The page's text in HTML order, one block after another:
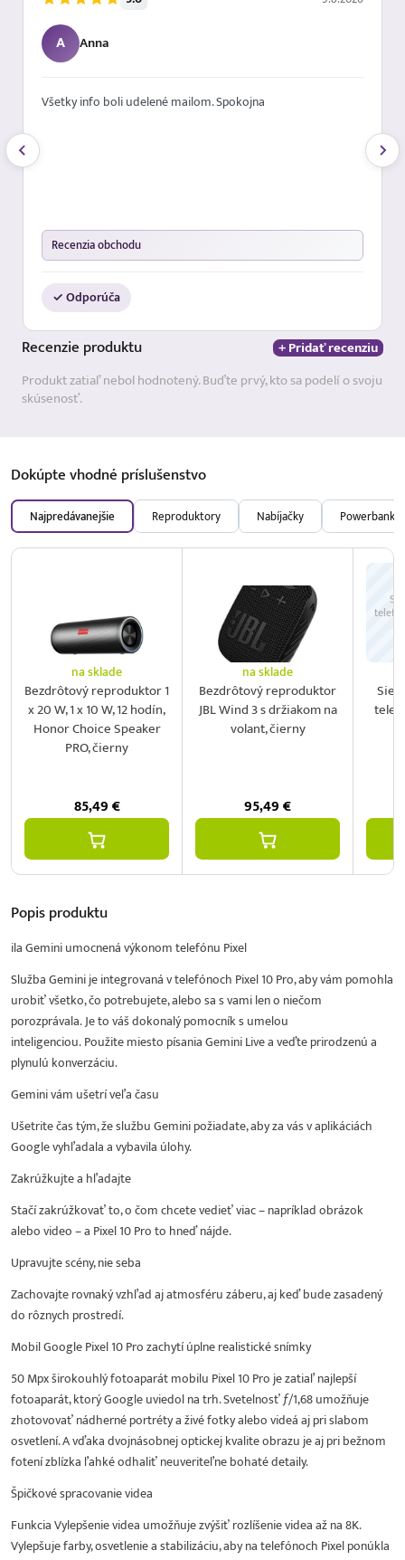
A Anna
Všetky info boli udelené mailom. Spokojna
Recenzia obchodu
✓ Odporúča
Recenzie produktu
+ Pridať recenziu
Produkt zatiaľ nebol hodnotený. Buďte prvý, kto sa podelí o svoju
skúsenosť.
Dokúpte vhodné príslušenstvo
Najpredávanejšie Reproduktory Nabíjačky Powerbanky
na sklade
Bezdrôtový reproduktor 1
x 20 W, 1 x 10 W, 12 hodín,
Honor Choice Speaker
PRO, čierny
85,49€
na sklade
Bezdrôtový reproduktor
JBL Wind 3 s držiakom na
volant, čierny
95,49€
Popisproduktu
ila Gemini umocnená výkonom telefónu Pixel
Služba Gemini je integrovaná v telefónoch Pixel 10 Pro, aby vám pomohla
urobiť všetko, čo potrebujete, alebo sa s vami len o niečom
porozprávala. Je to váš dokonalý pomocník s umelou
inteligenciou. Použite miesto písania Gemini Live a veďte prirodzenú a
plynulú konverzáciu.
Gemini vám ušetrí veľa času
Ušetrite čas tým, že službu Gemini požiadate, aby za vás v aplikáciách
Google vyhľadala a vybavila úlohy.
Zakrúžkujte a hľadajte
Stačí zakrúžkovať to, o čom chcete vedieť viac – napríklad obrázok
alebo video – a Pixel 10 Pro to hneď nájde.
Upravujte scény, nie seba
Zachovajte rovnaký vzhľad aj atmosféru záberu, aj keď bude zasadený
do rôznych prostredí.
Mobil Google Pixel 10 Pro zachytí úplne realistické snímky
50 Mpx širokouhlý fotoaparát mobilu Pixel 10 Pro je zatiaľ najlepší
fotoaparát, ktorý Google uviedol na trh. Svetelnosť ƒ/1,68 umožňuje
zhotovovať nádherné portréty a živé fotky alebo videá aj pri slabom
osvetlení. A vďaka dvojnásobnej optickej kvalite obrazu je aj pri bežnom
fotení zblízka ľahké odhaliť neuveriteľne bohaté detaily.
Špičkové spracovanie videa
Funkcia Vylepšenie videa umožňuje zvýšiť rozlíšenie videa až na 8K.
Vylepšuje farby, osvetlenie a stabilizáciu, aby na telefónoch Pixel ponúkla